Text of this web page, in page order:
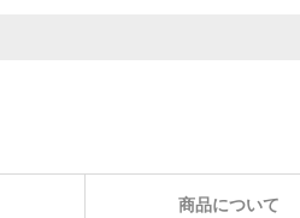
商品について